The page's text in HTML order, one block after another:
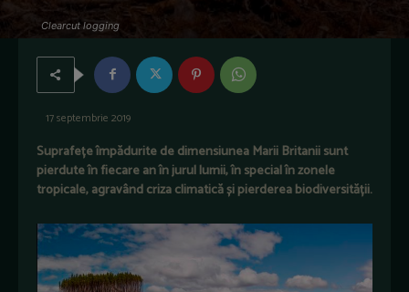
Clearcut logging
17 septembrie 2019
Suprafețe împădurite de dimensiunea Marii Britanii sunt
pierdute în fiecare an în jurul lumii, în special în zonele
tropicale, agravând criza climatică și pierderea biodiversității.